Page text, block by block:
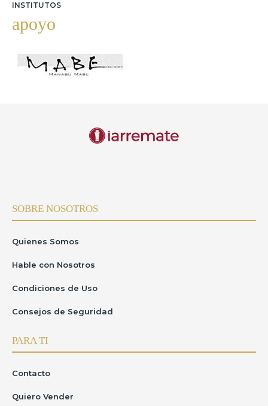
INSTITUTOS
apoyo
SOBRE NOSOTROS
Quienes Somos
Hable con Nosotros
Condiciones de Uso
Consejos de Seguridad
PARA TI
Contacto
Quiero Vender